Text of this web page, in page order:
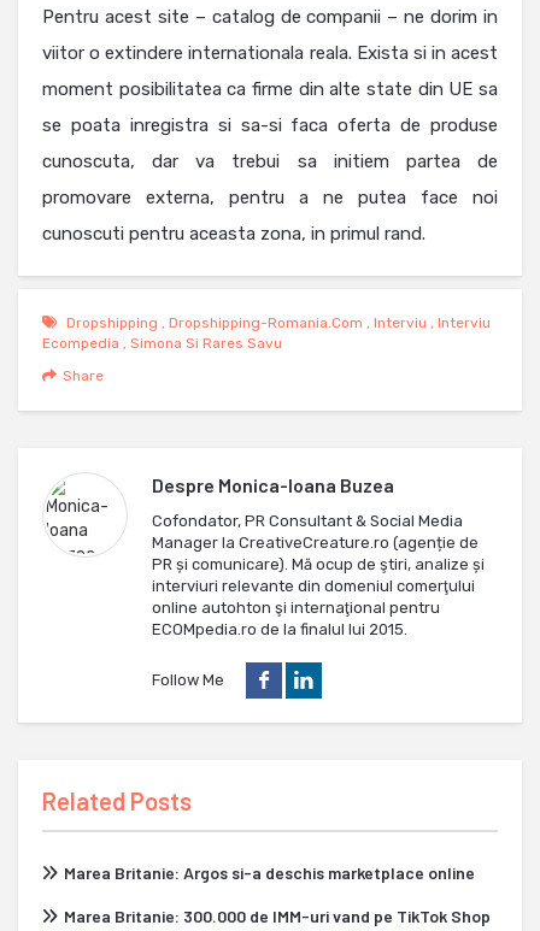
Pentru acest site – catalog de companii – ne dorim in
viitor o extindere internationala reala. Exista si in acest
moment posibilitatea ca firme din alte state din UE sa
se poata inregistra si sa-si faca oferta de produse
cunoscuta, dar va trebui sa initiem partea de
promovare externa, pentru a ne putea face noi
cunoscuti pentru aceasta zona, in primul rand.
Dropshipping , Dropshipping-Romania.com , Interviu , Interviu
Ecompedia , Simona Si Rares Savu
Share
Despre Monica-Ioana Buzea
Cofondator, PR Consultant & Social Media
Manager la CreativeCreature.ro (agenție de
PR și comunicare). Mă ocup de ştiri, analize și
interviuri relevante din domeniul comerţului
online autohton şi internaţional pentru
ECOMpedia.ro de la finalul lui 2015.
Follow Me
Related Posts
Marea Britanie: Argos si-a deschis marketplace online
Marea Britanie: 300.000 de IMM-uri vand pe TikTok Shop